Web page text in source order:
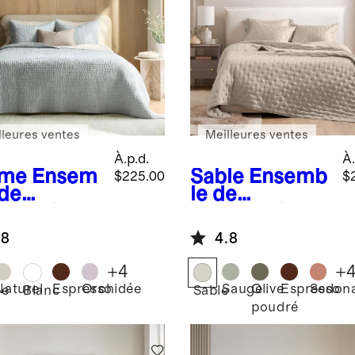
Ensem
en lin
et
À.p.d.
$225.00
ventes
BlancEspressoOrchidée
+4
Sable Ensemb
le de
de rêve en
bambou
Meilleures ventes
4.8
SableSaugeOlive
poudré
Espresso
+